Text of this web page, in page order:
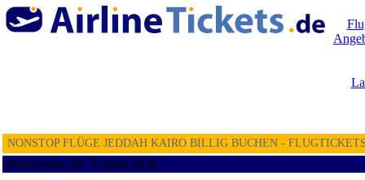
NONSTOP FLÜGE JEDDAH KAIRO BILLIG BUCHEN -
Donnerstag, 06. August 2026 ¦